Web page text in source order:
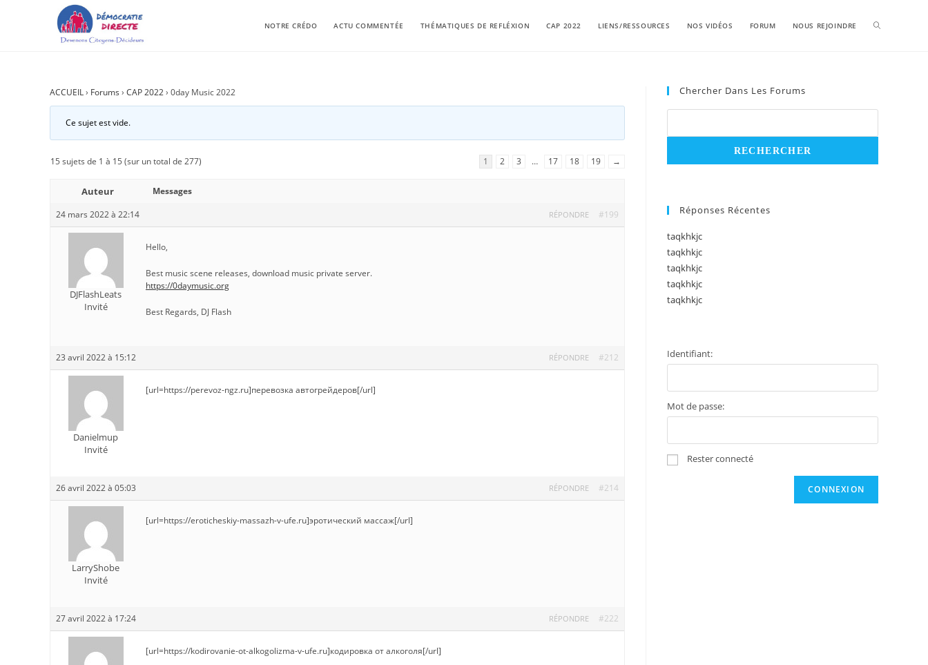
NOTRE CRÉDO ACTU COMMENTÉE THÉMATIQUES DE REFLÉXION CAP 2022 LIENS/RESSOURCES NOS VIDÉOS FORUM NOUS REJOINDRE
ACCUEIL› Forums › CAP 2022› 0day Music 2022
Ce sujet est vide.
15 sujets de 1 à 15 (sur un total de 277) 1 2 3 … 17 18 19 →
Auteur
Messages
24 mars 2022 à 22:14
#199
RÉPONDRE
DJFlashLeats
Invité
Hello,
Best music scene releases, download music private server.
https://0daymusic.org
Best Regards, DJ Flash
23 avril 2022 à 15:12 #212
RÉPONDRE
Danielmup
Invité
[url=https://perevoz-ngz.ru]перевозка автогрейдеров[/url]
26 avril 2022 à 05:03 #214
RÉPONDRE
LarryShobe
Invité
[url=https://eroticheskiy-massazh-v-ufe.ru]эротический массаж[/url]
27 avril 2022 à 17:24 #222
RÉPONDRE
[url=https://kodirovanie-ot-alkogolizma-v-ufe.ru]кодировка от алкоголя[/url]
Chercher Dans Les Forums
Réponses Récentes
taqkhkjc
taqkhkjc
taqkhkjc
taqkhkjc
taqkhkjc
Identifiant:
Mot de passe:
Rester connecté
CONNEXION